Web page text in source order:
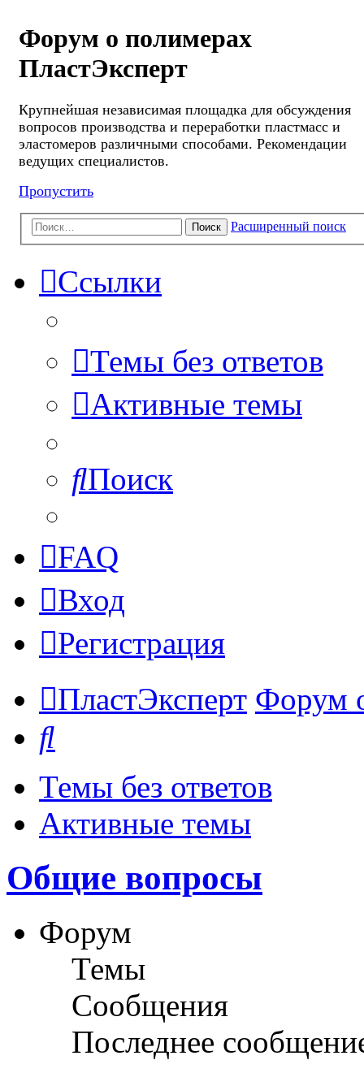
Форум о полимерах
ПластЭксперт
Крупнейшая независимая площадка для обсуждения
вопросов производства и переработки пластмасс и
эластомеров различными способами. Рекомендации
ведущих специалистов.
Пропустить
Поиск Расширенный поиск
Ссылки
Темы без ответов
Активные темы
Поиск
FAQ
Вход
Регистрация
ПластЭксперт Форум
Темы без ответов
Активные темы
Общие вопросы
Форум
Темы
Сообщения
Последнее